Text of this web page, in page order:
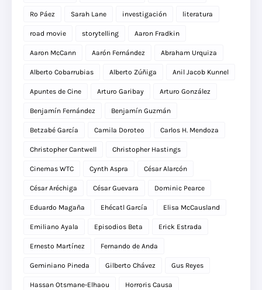
Ro Páez Sarah Lane investigación literatura
road movie storytelling Aaron Fradkin
Aaron McCann Aarón Fernández Abraham Urquiza
Alberto Cobarrubias Alberto Zúñiga Anil Jacob Kunnel
Apuntes de Cine Arturo Garibay Arturo González
Benjamín Fernández Benjamín Guzmán
Betzabé García Camila Doroteo Carlos H. Mendoza
Christopher Cantwell Christopher Hastings
Cinemas WTC Cynth Aspra César Alarcón
César Aréchiga César Guevara Dominic Pearce
Eduardo Magaña Ehécatl García Elisa McCausland
Emiliano Ayala Episodios Beta Erick Estrada
Ernesto Martínez Fernando de Anda
Geminiano Pineda Gilberto Chávez Gus Reyes
Hassan Otsmane-Elhaou Horroris Causa